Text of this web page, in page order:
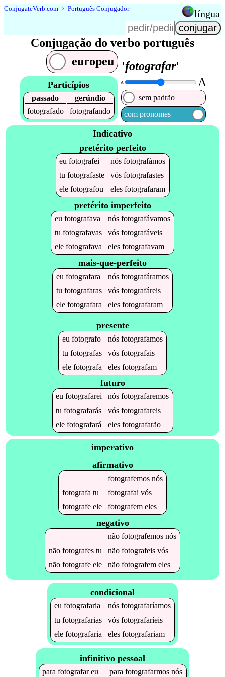
ConjugateVerb.com ﹥ Português Conjugador língua
Conjugação do verbo português
europeu
'fotografar'
Particípios
passado
gerúndio
fotografado
fotografando
A A
sem padrão
com pronomes
Indicativo
pretérito perfeito
eufotografei nósfotografámos
tufotografaste vósfotografastes
elefotografou elesfotografaram
pretérito imperfeito
eu fotografava nós fotografávamos
tu fotografavas vós fotografáveis
ele fotografava eles fotografavam
mais-que-perfeito
eu fotografara nós fotografáramos
tu fotografaras vós fotografáreis
ele fotografara eles fotografaram
presente
eu fotografo nós fotografamos
tu fotografas vós fotografais
ele fotografa eles fotografam
futuro
eufotografarei nósfotografaremos
tufotografarás vósfotografareis
elefotografará elesfotografarão
imperativo
afirmativo
fotografemosnós
fotografa tu fotografai vós
fotografeele fotografemeles
negativo
não fotografemosnós
não fotografestu não fotografeisvós
não fotografeele não fotografemeles
condicional
eu fotografaria nós fotografaríamos
tu fotografarias vós fotografaríeis
ele fotografaria eles fotografariam
infinitivo pessoal
parafotografareu parafotografarmos nós